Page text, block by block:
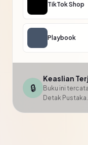
TikTok Shop
Playbook
🔒
Keaslian
Buku ini
Detak Pustaka.